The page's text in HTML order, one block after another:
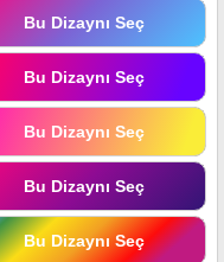
Bu Dizaynı Seç
Bu Dizaynı Seç
Bu Dizaynı Seç
Bu Dizaynı Seç
Bu Dizaynı Seç